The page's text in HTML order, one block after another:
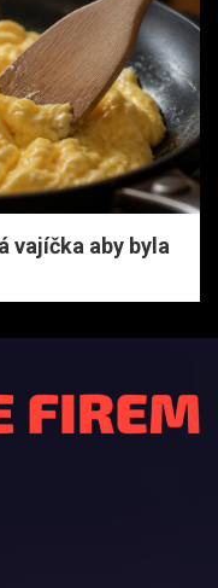
vajíčka aby byla